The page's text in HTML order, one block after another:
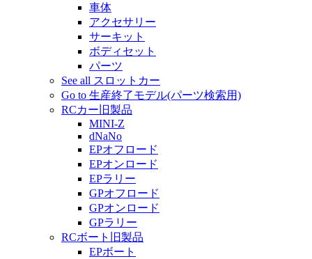
車体
アクセサリー
サーキット
ボディセット
パーツ
See all スロットカー
Go to 生産終了モデル(パーツ検索用)
RCカー旧製品
MINI-Z
dNaNo
EPオフロード
EPオンロード
EPラリー
GPオフロード
GPオンロード
GPラリー
RCボート旧製品
EPボート